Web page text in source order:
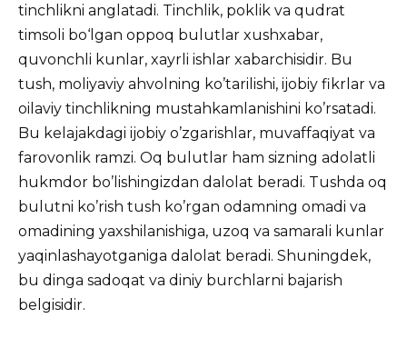
tinchlikni anglatadi. Tinchlik, poklik va qudrat
timsoli bo‘lgan oppoq bulutlar xushxabar,
quvonchli kunlar, xayrli ishlar xabarchisidir. Bu
tush, moliyaviy ahvolning ko’tarilishi, ijobiy fikrlar va
oilaviy tinchlikning mustahkamlanishini ko’rsatadi.
Bu kelajakdagi ijobiy o’zgarishlar, muvaffaqiyat va
farovonlik ramzi. Oq bulutlar ham sizning adolatli
hukmdor bo’lishingizdan dalolat beradi. Tushda oq
bulutni ko’rish tush ko’rgan odamning omadi va
omadining yaxshilanishiga, uzoq va samarali kunlar
yaqinlashayotganiga dalolat beradi. Shuningdek,
bu dinga sadoqat va diniy burchlarni bajarish
belgisidir.